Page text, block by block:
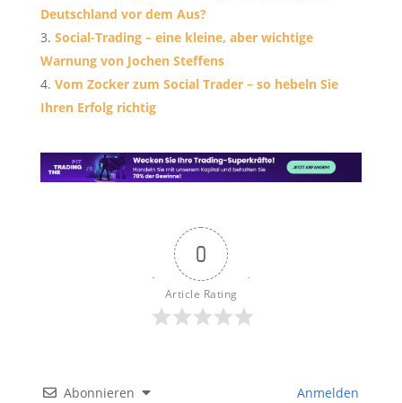
Deutschland vor dem Aus?
Social-Trading – eine kleine, aber wichtige
Warnung von Jochen Steffens
Vom Zocker zum Social Trader – so hebeln Sie
Ihren Erfolg richtig
0
Article Rating
Abonnieren Anmelden